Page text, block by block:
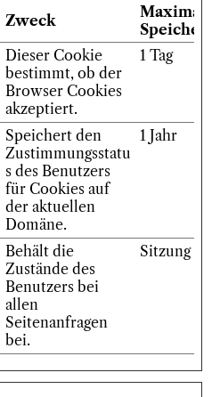
Zweck
Maximale
Dieser Cookie
bestimmt, ob der
Browser Cookies
akzeptiert.
1 Tag
Speichert den
Zustimmungsstatu
s des Benutzers
für Cookies auf
der aktuellen
Domäne.
1 Jahr
Behält die
Zustände des
Benutzers bei
allen
Seitenanfragen
bei.
Sitzung